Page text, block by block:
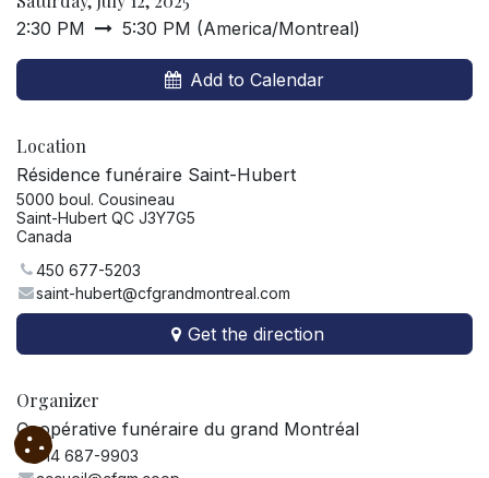
2:30 PM 5:30 PM (America/Montreal)
Add to Calendar
Location
Résidence funéraire Saint-Hubert
5000 boul. Cousineau
Saint-Hubert QC J3Y7G5
Canada
450 677-5203
saint-hubert@cfgrandmontreal.com
Get the direction
Organizer
Coopérative funéraire du grand Montréal
514 687-9903